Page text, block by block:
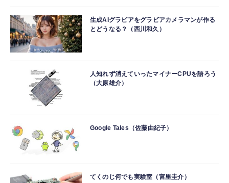
生成AIグラビアをグラビアカメラマンが作る
とどうなる？（西川和久）
人知れず消えていったマイナーCPUを語ろう
（大原雄介）
Google Tales（佐藤由紀子）
てくのじ何でも実験室（宮里圭介）